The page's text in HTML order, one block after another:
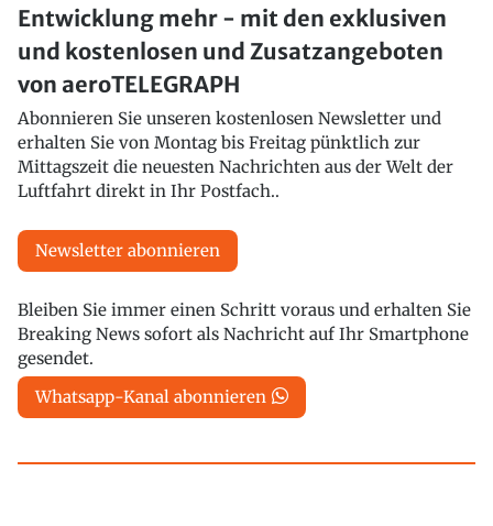
Entwicklung mehr - mit den exklusiven
und kostenlosen und Zusatzangeboten
von aeroTELEGRAPH
Abonnieren Sie unseren kostenlosen Newsletter und
erhalten Sie von Montag bis Freitag pünktlich zur
Mittagszeit die neuesten Nachrichten aus der Welt der
Luftfahrt direkt in Ihr Postfach..
Newsletter abonnieren
Bleiben Sie immer einen Schritt voraus und erhalten Sie
Breaking News sofort als Nachricht auf Ihr Smartphone
gesendet.
Whatsapp-Kanal abonnieren